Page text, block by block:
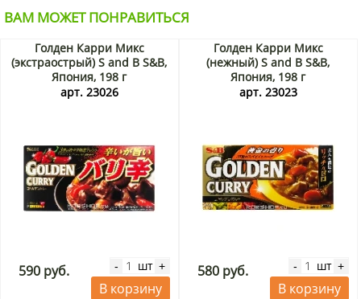
ВАМ МОЖЕТ ПОНРАВИТЬСЯ
Голден Карри Микс
(экстраострый) S and B S&B,
Япония, 198 г
арт. 23026
590 руб. - шт +
В корзину
Голден Карри Микс
(нежный) S and B S&B,
Япония, 198 г
арт. 23023
580 руб. - шт +
В корзину